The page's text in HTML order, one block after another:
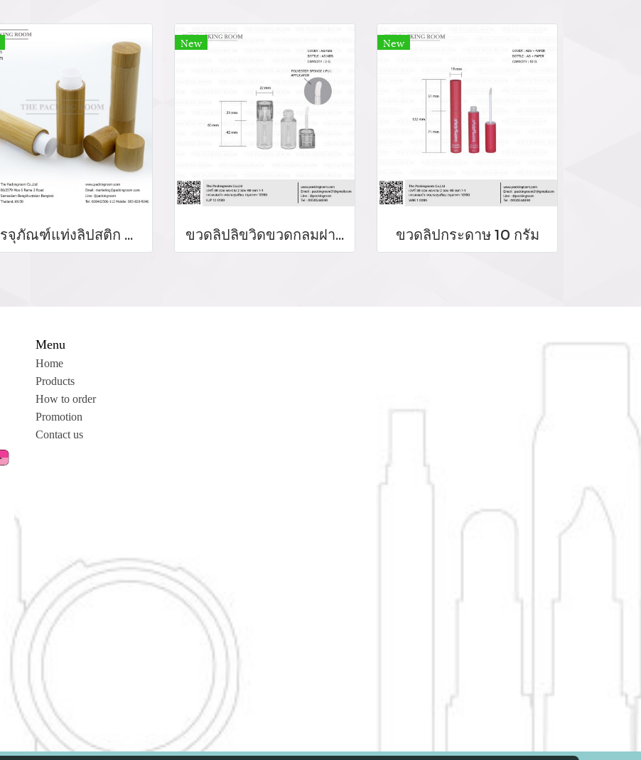
บรรจุภัณฑ์แท่งลิปสติก หลอดลิปแท่ง Lip stick package/ Lip tube สีแดงเงาฝาปิดแม่เหล็ก จำหน่ายบรรจุภัณฑ์เครื่องสำอางทุกประเภท
New
ขวดลิปลิขวิดขวดกลมฝาเหลี่ยม
New
ขวดลิปกระดาษ 10 กรัม
Menu
Home
Products
How to order
Promotion
Contact us